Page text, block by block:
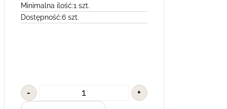
Minimalna ilość:1 szt.
Dostępność:6 szt.
- +